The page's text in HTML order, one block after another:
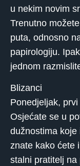
u nekim novim
Trenutno
puta, odnosno
papirologiju.
jednom
Blizanci
Ponedjeljak,
Osjećate se u
dužnostima
znate kako ćete
stalni pratitelj na